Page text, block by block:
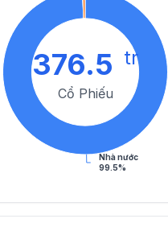
Nhà nước
99.5%
376.5 tr
Cổ Phiếu